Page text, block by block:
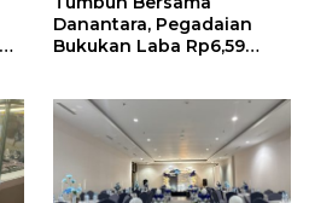
Danantara, Pegadaian
Bukukan Laba Rp6,59